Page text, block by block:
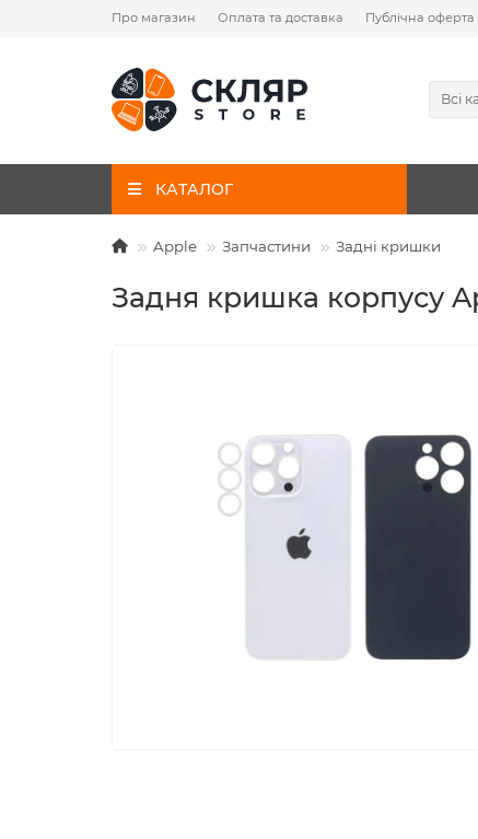
Про магазин Оплата та доставка Публічна оферта
Всі
КАТАЛОГ
Apple Запчастини Задні кришки
Задня кришка корпусу